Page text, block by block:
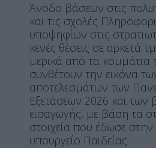
Άνοδο βάσεων στις
και τις σχολές
υποψηφίων στις
κενές θέσεις σε αρκετά
μερικά από τα κομμάτια
συνθέτουν την εικόνα
αποτελεσμάτων των
Εξετάσεων 2026 και των
εισαγωγής, με βάση τα
στοιχεία που έδωσε
υπουργείο Παιδείας.